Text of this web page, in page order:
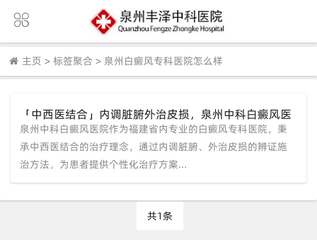
主页 > 标签聚合 > 泉州白癜风专科医院怎么样
「中西医结合」内调脏腑外治皮损，泉州中科白癜风医
院标本兼治攻克顽固白斑
泉州中科白癜风医院作为福建省内专业的白癜风专科医院，秉
承中西医结合的治疗理念，通过内调脏腑、外治皮损的辨证施
治方法，为患者提供个性化治疗方案...
共1条